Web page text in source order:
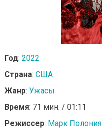
Год: 2022
Страна: США
Жанр: Ужасы
Время: 71 мин. / 01:11
Режиссер: Марк Полония